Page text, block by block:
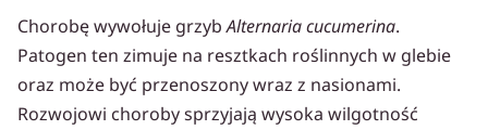
Chorobę wywołuje grzybAlternaria cucumerina.
Patogen ten zimuje na resztkach roślinnych w glebie
oraz może być przenoszony wraz z nasionami.
Rozwojowi choroby sprzyjają wysoka wilgotność